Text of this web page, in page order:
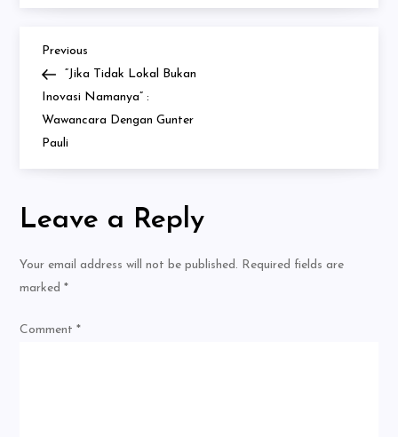
Post
navigation
Previous
Post
Previous
“Jika Tidak Lokal Bukan
Inovasi Namanya” :
Wawancara Dengan Gunter
Pauli
Leave a Reply
Your email address will not be published. Required fields are
marked*
Comment*